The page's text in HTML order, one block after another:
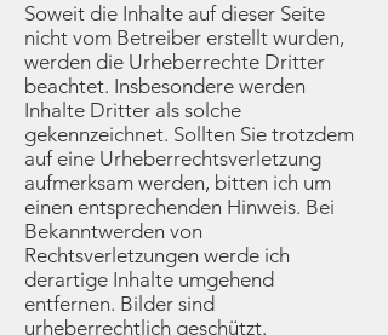
Soweit die Inhalte auf dieser Seite
nicht vom Betreiber erstellt wurden,
werden die Urheberrechte Dritter
beachtet. Insbesondere werden
Inhalte Dritter als solche
gekennzeichnet. Sollten Sie trotzdem
auf eine Urheberrechtsverletzung
aufmerksam werden, bitten ich um
einen entsprechenden Hinweis. Bei
Bekanntwerden von
Rechtsverletzungen werde ich
derartige Inhalte umgehend
entfernen. Bilder sind
urheberrechtlich geschützt.